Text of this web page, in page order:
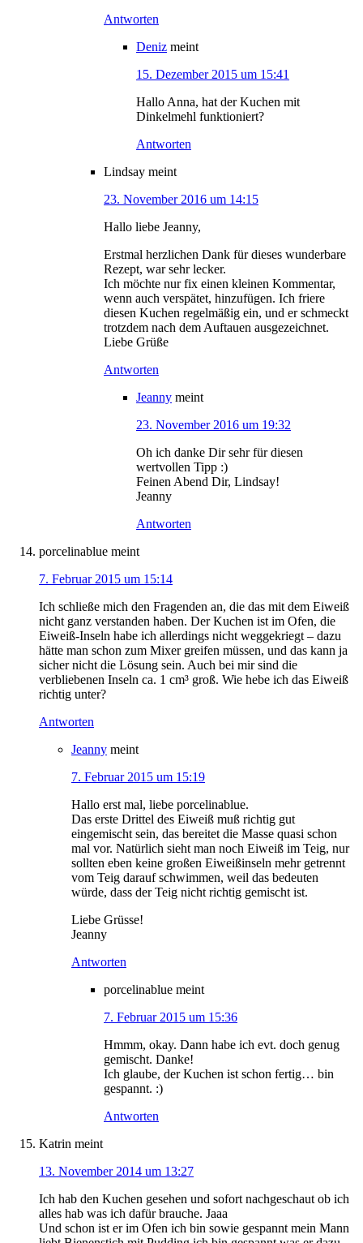
Antworten
Deniz meint
15. Dezember 2015 um 15:41
Hallo Anna, hat der Kuchen mit
Dinkelmehl funktioniert?
Antworten
Lindsay meint
23. November 2016 um 14:15
Hallo liebe Jeanny,
Erstmal herzlichen Dank für dieses wunderbare
Rezept, war sehr lecker.
Ich möchte nur fix einen kleinen Kommentar,
wenn auch verspätet, hinzufügen. Ich friere
diesen Kuchen regelmäßig ein, und er schmeckt
trotzdem nach dem Auftauen ausgezeichnet.
Liebe Grüße
Antworten
Jeanny meint
23. November 2016 um 19:32
Oh ich danke Dir sehr für diesen
wertvollen Tipp :)
Feinen Abend Dir, Lindsay!
Jeanny
Antworten
porcelinablue meint
7. Februar 2015 um 15:14
Ich schließe mich den Fragenden an, die das mit dem Eiweiß
nicht ganz verstanden haben. Der Kuchen ist im Ofen, die
Eiweiß-Inseln habe ich allerdings nicht weggekriegt – dazu
hätte man schon zum Mixer greifen müssen, und das kann ja
sicher nicht die Lösung sein. Auch bei mir sind die
verbliebenen Inseln ca. 1 cm³ groß. Wie hebe ich das Eiweiß
richtig unter?
Antworten
Jeanny meint
7. Februar 2015 um 15:19
Hallo erst mal, liebe porcelinablue.
Das erste Drittel des Eiweiß muß richtig gut
eingemischt sein, das bereitet die Masse quasi schon
mal vor. Natürlich sieht man noch Eiweiß im Teig, nur
sollten eben keine großen Eiweißinseln mehr getrennt
vom Teig darauf schwimmen, weil das bedeuten
würde, dass der Teig nicht richtig gemischt ist.
Liebe Grüsse!
Jeanny
Antworten
porcelinablue meint
7. Februar 2015 um 15:36
Hmmm, okay. Dann habe ich evt. doch genug
gemischt. Danke!
Ich glaube, der Kuchen ist schon fertig… bin
gespannt. :)
Antworten
Katrin meint
13. November 2014 um 13:27
Ich hab den Kuchen gesehen und sofort nachgeschaut ob ich
alles hab was ich dafür brauche. Jaaa
Und schon ist er im Ofen ich bin sowie gespannt mein Mann